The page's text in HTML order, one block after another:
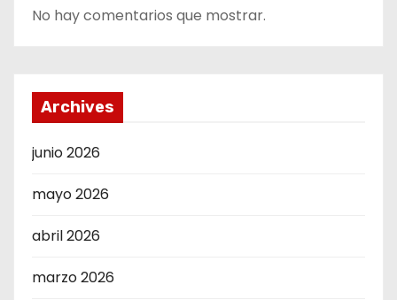
No hay comentarios que mostrar.
Archives
junio 2026
mayo 2026
abril 2026
marzo 2026